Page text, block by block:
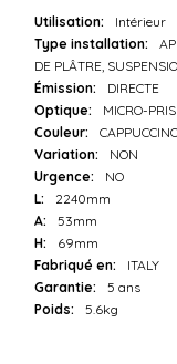
Utilisation:
Intérieur
Type installation:
DE PLÂTRE,
Émission:
DIRECTE
Optique:
MICRO-
Couleur:
Variation:
NON
Urgence:
NO
L:
2240mm
A:
53mm
H:
69mm
Fabriqué en:
ITALY
Garantie:
5 ans
Poids:
5.6kg